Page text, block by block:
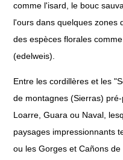
comme l'isard, le bouc
l'ours dans quelques zones
des espèces florales
(edelweis).
Entre les cordillères et les
de montagnes (Sierras)
Loarre, Guara ou Naval,
paysages impressionnants
ou les Gorges et Cañons de